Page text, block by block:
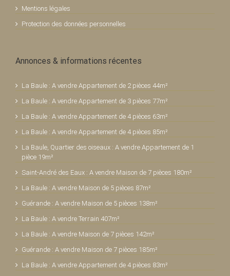
Mentions légales
Protection des données personnelles
Annonces & informations récentes
La Baule : A vendre Appartement de 2 pièces 44m²
La Baule : A vendre Appartement de 3 pièces 77m²
La Baule : A vendre Appartement de 4 pièces 63m²
La Baule : A vendre Appartement de 4 pièces 85m²
La Baule, Quartier des oiseaux : A vendre Appartement de 1
pièce 19m²
Saint-André des Eaux : A vendre Maison de 7 pièces 180m²
La Baule : A vendre Maison de 5 pièces 87m²
Guérande : A vendre Maison de 5 pièces 138m²
La Baule : A vendre Terrain 407m²
La Baule : A vendre Maison de 7 pièces 142m²
Guérande : A vendre Maison de 7 pièces 185m²
La Baule : A vendre Appartement de 4 pièces 83m²